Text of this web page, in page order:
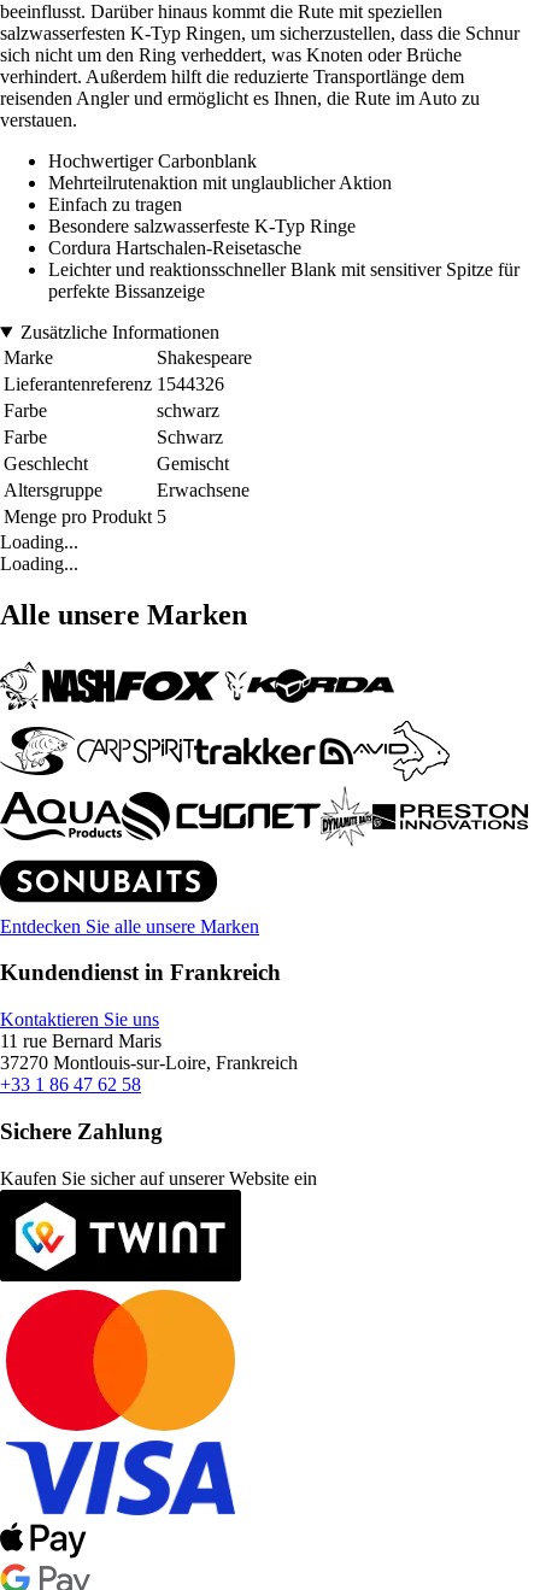
beeinflusst. Darüber hinaus kommt die Rute mit speziellen
salzwasserfesten K-Typ Ringen, um sicherzustellen, dass die Schnur
sich nicht um den Ring verheddert, was Knoten oder Brüche
verhindert. Außerdem hilft die reduzierte Transportlänge dem
reisenden Angler und ermöglicht es Ihnen, die Rute im Auto zu
verstauen.
Hochwertiger Carbonblank
Mehrteilrutenaktion mit unglaublicher Aktion
Einfach zu tragen
Besondere salzwasserfeste K-Typ Ringe
Cordura Hartschalen-Reisetasche
Leichter und reaktionsschneller Blank mit sensitiver Spitze für
perfekte Bissanzeige
Zusätzliche Informationen
Marke
Shakespeare
Lieferantenreferenz 1544326
Farbe
schwarz
Farbe
Schwarz
Geschlecht
Gemischt
Altersgruppe
Erwachsene
Menge pro Produkt 5
Loading...
Loading...
Alle unsere Marken
Entdecken Sie alle unsere Marken
Kundendienst in Frankreich
Kontaktieren Sie uns
11 rue Bernard Maris
37270 Montlouis-sur-Loire, Frankreich
+33 1 86 47 62 58
Sichere Zahlung
Kaufen Sie sicher auf unserer Website ein